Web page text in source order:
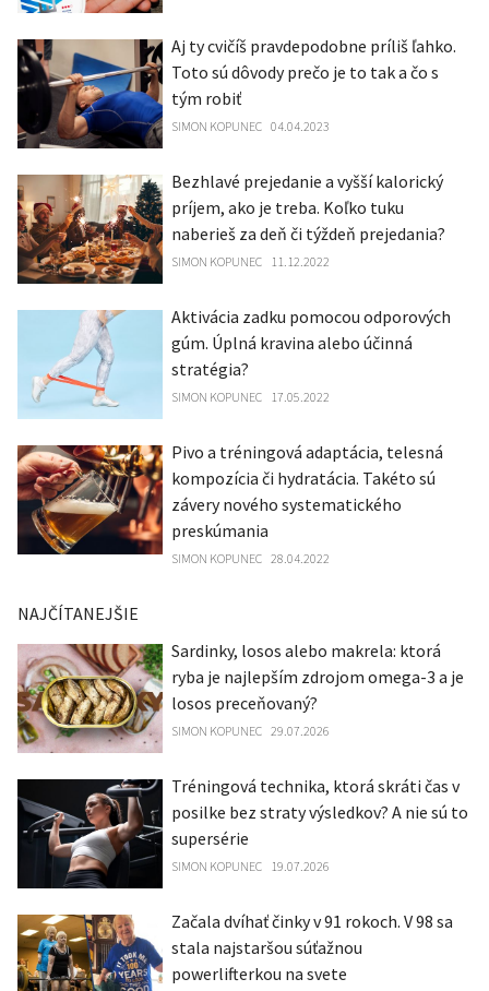
Aj ty cvičíš pravdepodobne príliš ľahko.
Toto sú dôvody prečo je to tak a čo s
tým robiť
SIMON KOPUNEC 04.04.2023
Bezhlavé prejedanie a vyšší kalorický
príjem, ako je treba. Koľko tuku
naberieš za deň či týždeň prejedania?
SIMON KOPUNEC 11.12.2022
Aktivácia zadku pomocou odporových
gúm. Úplná kravina alebo účinná
stratégia?
SIMON KOPUNEC 17.05.2022
Pivo a tréningová adaptácia, telesná
kompozícia či hydratácia. Takéto sú
závery nového systematického
preskúmania
SIMON KOPUNEC 28.04.2022
NAJČÍTANEJŠIE
Sardinky, losos alebo makrela: ktorá
ryba je najlepším zdrojom omega-3 a je
losos preceňovaný?
SIMON KOPUNEC 29.07.2026
Tréningová technika, ktorá skráti čas v
posilke bez straty výsledkov? A nie sú to
supersérie
SIMON KOPUNEC 19.07.2026
Začala dvíhať činky v 91 rokoch. V 98 sa
stala najstaršou súťažnou
powerlifterkou na svete